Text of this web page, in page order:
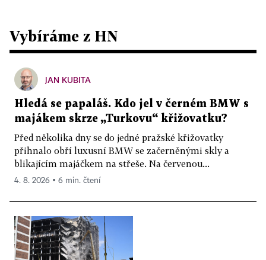
Vybíráme z HN
JAN KUBITA
Hledá se papaláš. Kdo jel v černém BMW s
majákem skrze „Turkovu“ křižovatku?
Před několika dny se do jedné pražské křižovatky
přihnalo obří luxusní BMW se začerněnými skly a
blikajícím majáčkem na střeše. Na červenou...
4. 8. 2026 ▪ 6 min. čtení